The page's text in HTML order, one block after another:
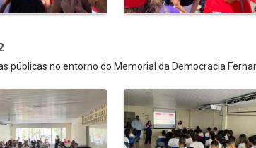
públicas no entorno do Memorial da Democracia